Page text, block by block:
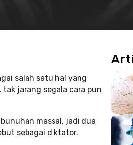
salah satu hal yang
jarang segala cara pun
massal, jadi dua
sebagai diktator.